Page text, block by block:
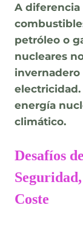
A diferencia
petróleo o
nucleares
electricidad.
energía
climático.
Desafíos
Coste